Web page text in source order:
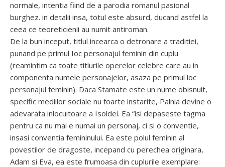
normale, intentia fiind de a parodia romanul pasional
burghez. in detalii insa, totul este absurd, ducand astfel la
ceea ce teoreticienii au numit antiroman.
De la bun inceput, titlul incearca o detronare a traditiei,
punand pe primul Ioc personajul feminin din cuplu
(reamintim ca toate titlurile operelor celebre care au in
componenta numele personajelor, asaza pe primul loc
personajul feminin). Daca Stamate este un nume obisnuit,
specific mediilor sociale nu foarte instarite, Palnia devine o
adevarata inlocuitoare a Isoldei. Ea “isi depaseste tagma
pentru ca nu mai e numai un personaj, ci si o conventie,
insasi conventia femininului. Ea este polul feminin al
povestilor de dragoste, incepand cu perechea originara,
Adam si Eva, ea este frumoasa din cuplurile exemplare: